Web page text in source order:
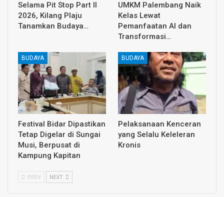
Selama Pit Stop Part II
2026, Kilang Plaju
Tanamkan Budaya…
UMKM Palembang Naik
Kelas Lewat
Pemanfaatan AI dan
Transformasi…
BUDAYA
Festival Bidar Dipastikan
Tetap Digelar di Sungai
Musi, Berpusat di
Kampung Kapitan
BUDAYA
Pelaksanaan Kenceran
yang Selalu Keleleran
Kronis
PREV NEXT